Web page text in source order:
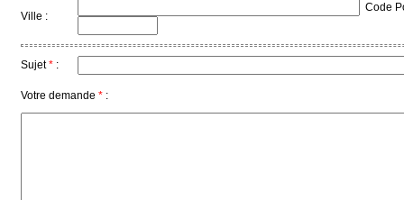
Agenda
Gazette
Ville :
Code
Sujet* :
Votre demande * :